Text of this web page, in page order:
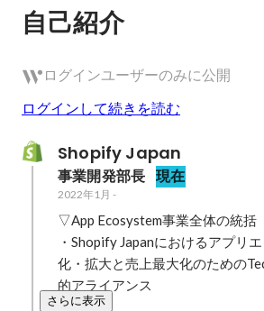
自己紹介
ログインユーザーのみに公開
ログインして続きを読む
Shopify Japan
事業開発部長 現在
2022年1月 -
▽App Ecosystem事業全体の統括
・Shopify Japanにおけるアプリ
化・拡大と売上最大化のための
的アライアンス
さらに表示